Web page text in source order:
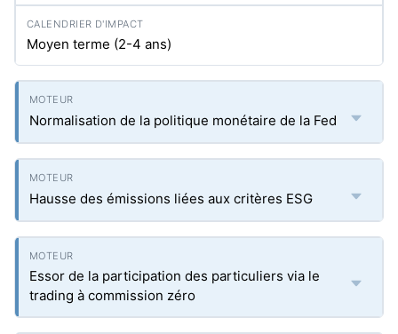
Moyen terme (2-4 ans)
Normalisation de la politique monétaire de la Fed
Hausse des émissions liées aux critères ESG
Essor de la participation des particuliers via le
trading à commission zéro